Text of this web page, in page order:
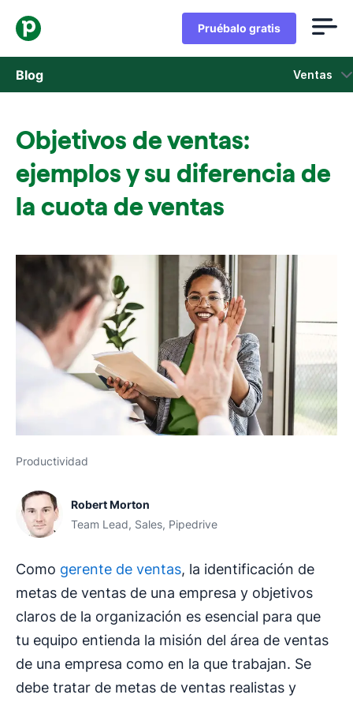
Pruébalo gratis
Blog Ventas
Marketing
Actualizaciones de Producto
Objetivos de ventas:
ejemplos y su diferencia de
la cuota de ventas
Productividad
Robert Morton
Team Lead, Sales, Pipedrive
Como gerente de ventas, la identificación de
metas de ventas de una empresa y objetivos
claros de la organización es esencial para que
tu equipo entienda la misión del área de ventas
de una empresa como en la que trabajan. Se
debe tratar de metas de ventas realistas y